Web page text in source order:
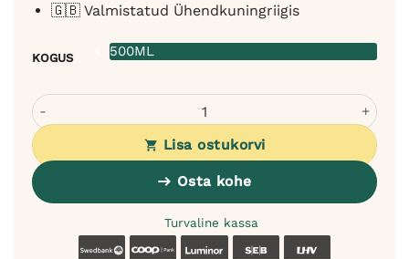
🇬🇧 Valmistatud Ühendkuningriigis
KOGUS 500ML
Bugalugs Baby Fresh palsam koertele - niisutab ja annab
Lisa ostukorvi
Osta kohe
Turvaline kassa
SwedbankCoop Luminor SEB